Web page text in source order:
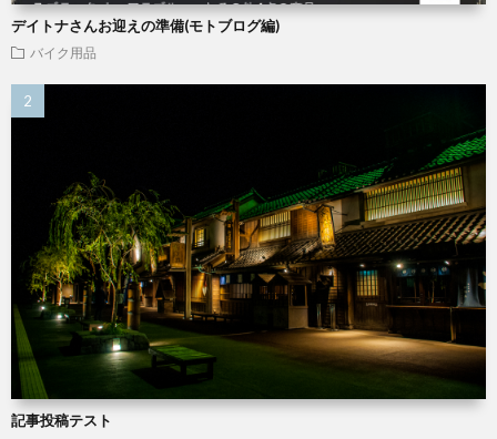
デイトナさんお迎えの準備(モトブログ編)
バイク用品
記事投稿テスト